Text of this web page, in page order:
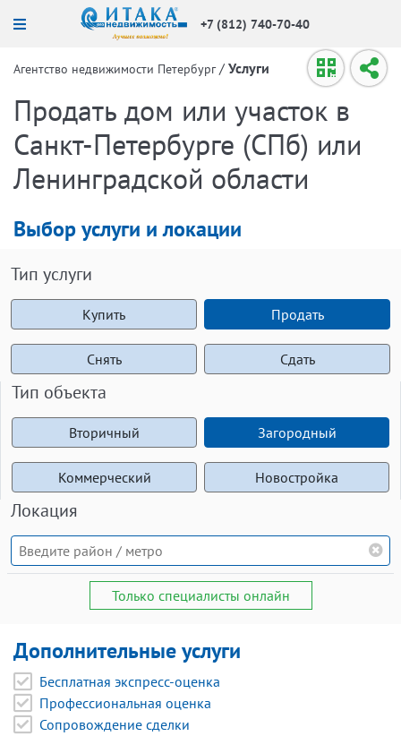
+7 (812) 740-70-40
Агентство недвижимости Петербург / Услуги
Продать дом или участок в
Санкт-Петербурге (СПб) или
Ленинградской области
Выбор услуги и локации
Тип услуги
Купить Продать
Снять Сдать
Тип объекта
Вторичный Загородный
Коммерческий Новостройка
Локация
Только специалисты онлайн
Дополнительные услуги
Бесплатная экспресс-оценка
Профессиональная оценка
Сопровождение сделки